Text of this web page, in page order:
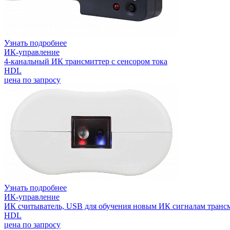
Узнать подробнее
ИК-управление
4-канальный ИК трансмиттер с сенсором тока
HDL
цена по запросу
Узнать подробнее
ИК-управление
ИК считыватель, USB для обучения новым ИК сигналам
HDL
цена по запросу